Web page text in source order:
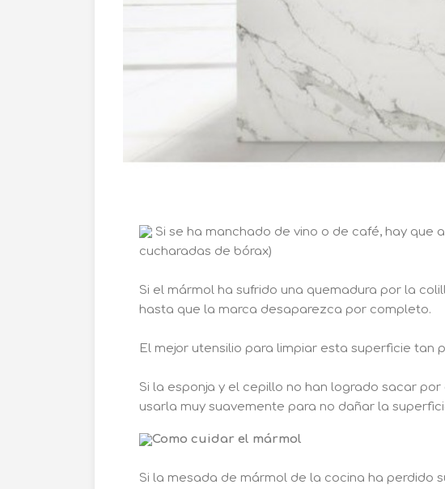
Si se ha manchado de vino o de café, hay que
cucharadas de bórax)
Si el mármol ha sufrido una quemadura por la
hasta que la marca desaparezca por completo.
El mejor utensilio para limpiar esta superficie tan
Si la esponja y el cepillo no han logrado sacar
usarla muy suavemente para no dañar la
Como cuidar el mármol
Si la mesada de mármol de la cocina ha perdido